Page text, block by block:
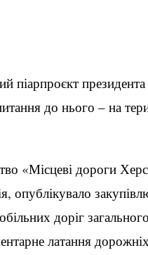
піарпроєкт
до нього – на
«Місцеві дороги
опублікувало
доріг
латання